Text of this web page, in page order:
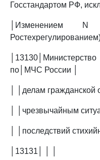
Госстандартом РФ,
│Изменением
Ростехрегулированием)
по│МЧС России │
│ │делам гражданской
│ │чрезвычайным
│ │последствий
│13131│ │ │